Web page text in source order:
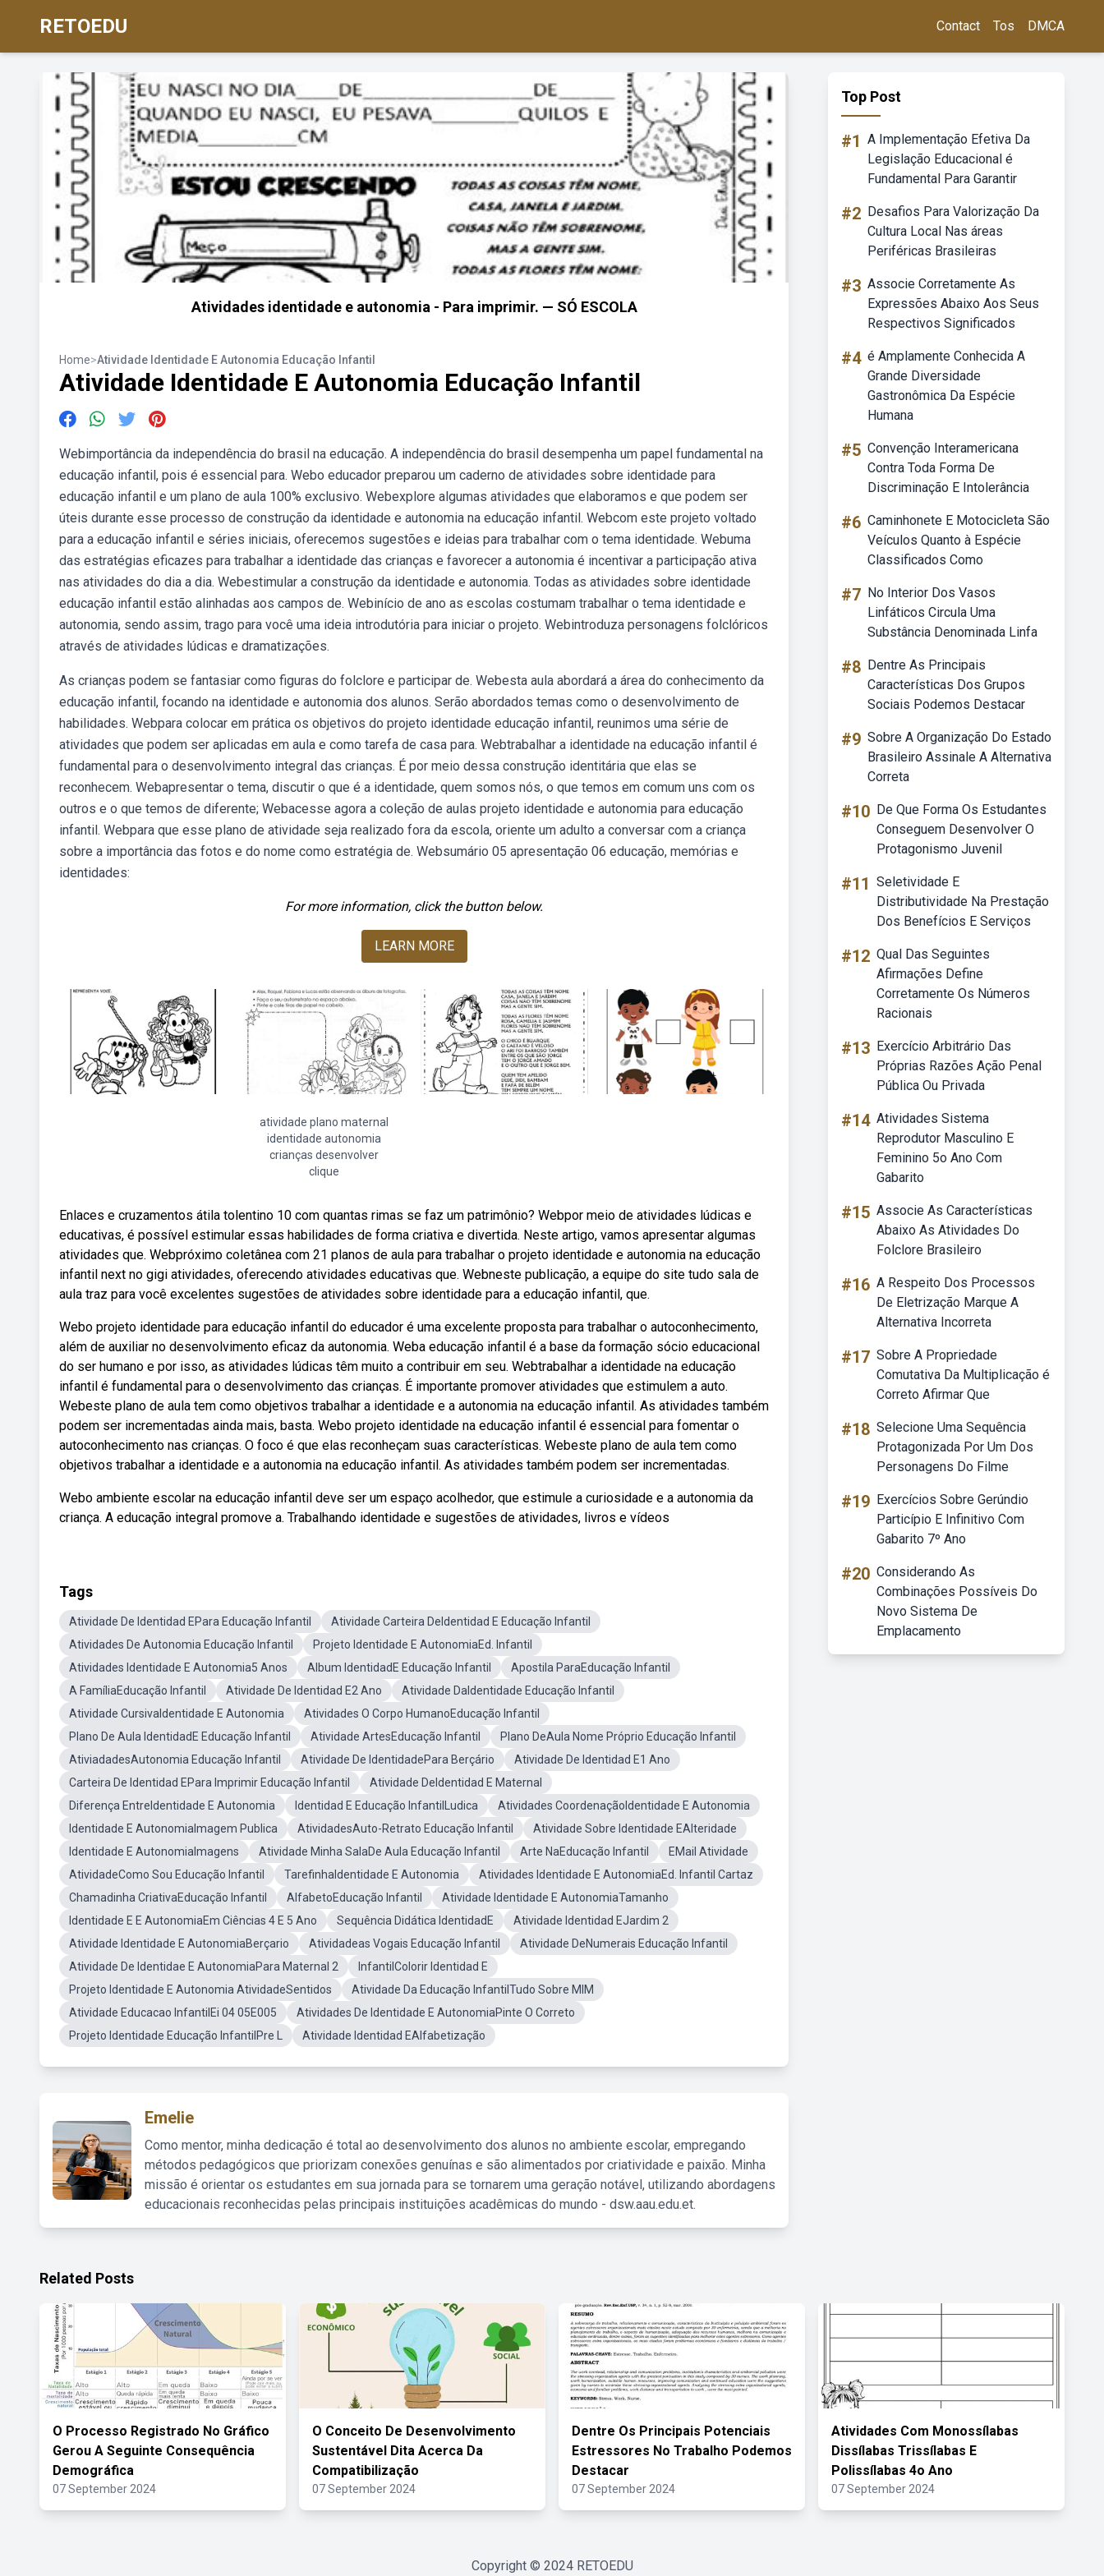
RETOEDU Contact Tos DMCA
Atividades identidade e autonomia - Para imprimir. — SÓ ESCOLA
Home>Atividade Identidade E Autonomia Educação Infantil
Atividade Identidade E Autonomia Educação Infantil
Webimportância da independência do brasil na educação. A independência do brasil desempenha um papel fundamental na
educação infantil, pois é essencial para. Webo educador preparou um caderno de atividades sobre identidade para
educação infantil e um plano de aula 100% exclusivo. Webexplore algumas atividades que elaboramos e que podem ser
úteis durante esse processo de construção da identidade e autonomia na educação infantil. Webcom este projeto voltado
para a educação infantil e séries iniciais, oferecemos sugestões e ideias para trabalhar com o tema identidade. Webuma
das estratégias eficazes para trabalhar a identidade das crianças e favorecer a autonomia é incentivar a participação ativa
nas atividades do dia a dia. Webestimular a construção da identidade e autonomia. Todas as atividades sobre identidade
educação infantil estão alinhadas aos campos de. Webinício de ano as escolas costumam trabalhar o tema identidade e
autonomia, sendo assim, trago para você uma ideia introdutória para iniciar o projeto. Webintroduza personagens folclóricos
através de atividades lúdicas e dramatizações.
As crianças podem se fantasiar como figuras do folclore e participar de. Webesta aula abordará a área do conhecimento da
educação infantil, focando na identidade e autonomia dos alunos. Serão abordados temas como o desenvolvimento de
habilidades. Webpara colocar em prática os objetivos do projeto identidade educação infantil, reunimos uma série de
atividades que podem ser aplicadas em aula e como tarefa de casa para. Webtrabalhar a identidade na educação infantil é
fundamental para o desenvolvimento integral das crianças. É por meio dessa construção identitária que elas se
reconhecem. Webapresentar o tema, discutir o que é a identidade, quem somos nós, o que temos em comum uns com os
outros e o que temos de diferente; Webacesse agora a coleção de aulas projeto identidade e autonomia para educação
infantil. Webpara que esse plano de atividade seja realizado fora da escola, oriente um adulto a conversar com a criança
sobre a importância das fotos e do nome como estratégia de. Websumário 05 apresentação 06 educação, memórias e
identidades:
For more information, click the button below.
LEARN MORE
atividade plano maternal
identidade autonomia
crianças desenvolver
clique
Enlaces e cruzamentos átila tolentino 10 com quantas rimas se faz um patrimônio? Webpor meio de atividades lúdicas e
educativas, é possível estimular essas habilidades de forma criativa e divertida. Neste artigo, vamos apresentar algumas
atividades que. Webpróximo coletânea com 21 planos de aula para trabalhar o projeto identidade e autonomia na educação
infantil next no gigi atividades, oferecendo atividades educativas que. Webneste publicação, a equipe do site tudo sala de
aula traz para você excelentes sugestões de atividades sobre identidade para a educação infantil, que.
Webo projeto identidade para educação infantil do educador é uma excelente proposta para trabalhar o autoconhecimento,
além de auxiliar no desenvolvimento eficaz da autonomia. Weba educação infantil é a base da formação sócio educacional
do ser humano e por isso, as atividades lúdicas têm muito a contribuir em seu. Webtrabalhar a identidade na educação
infantil é fundamental para o desenvolvimento das crianças. É importante promover atividades que estimulem a auto.
Webeste plano de aula tem como objetivos trabalhar a identidade e a autonomia na educação infantil. As atividades também
podem ser incrementadas ainda mais, basta. Webo projeto identidade na educação infantil é essencial para fomentar o
autoconhecimento nas crianças. O foco é que elas reconheçam suas características. Webeste plano de aula tem como
objetivos trabalhar a identidade e a autonomia na educação infantil. As atividades também podem ser incrementadas.
Webo ambiente escolar na educação infantil deve ser um espaço acolhedor, que estimule a curiosidade e a autonomia da
criança. A educação integral promove a. Trabalhando identidade e sugestões de atividades, livros e vídeos
Tags
Atividade De Identidad EPara Educação Infantil
Atividade Carteira DeIdentidad E Educação Infantil
Atividades De Autonomia Educação Infantil
Projeto Identidade E AutonomiaEd. Infantil
Atividades Identidade E Autonomia5 Anos
Album IdentidadE Educação Infantil
Apostila ParaEducação Infantil
A FamíliaEducação Infantil
Atividade De Identidad E2 Ano
Atividade DaIdentidade Educação Infantil
Atividade CursivaIdentidade E Autonomia
Atividades O Corpo HumanoEducação Infantil
Plano De Aula IdentidadE Educação Infantil
Atividade ArtesEducação Infantil
Plano DeAula Nome Próprio Educação Infantil
AtiviadadesAutonomia Educação Infantil
Atividade De IdentidadePara Berçário
Atividade De Identidad E1 Ano
Carteira De Identidad EPara Imprimir Educação Infantil
Atividade DeIdentidad E Maternal
Diferença EntreIdentidade E Autonomia
Identidad E Educação InfantilLudica
Atividades CoordenaçãoIdentidade E Autonomia
Identidade E AutonomiaImagem Publica
AtividadesAuto-Retrato Educação Infantil
Atividade Sobre Identidade EAlteridade
Identidade E AutonomiaImagens
Atividade Minha SalaDe Aula Educação Infantil Arte NaEducação Infantil
EMail Atividade
AtividadeComo Sou Educação Infantil
TarefinhaIdentidade E Autonomia
Atividades Identidade E AutonomiaEd. Infantil Cartaz
Chamadinha CriativaEducação Infantil
AlfabetoEducação Infantil
Atividade Identidade E AutonomiaTamanho
Identidade E E AutonomiaEm Ciências 4 E 5 Ano
Sequência Didática IdentidadE
Atividade Identidad EJardim 2
Atividade Identidade E AutonomiaBerçario
Atividadeas Vogais Educação Infantil
Atividade DeNumerais Educação Infantil
Atividade De Identidae E AutonomiaPara Maternal 2
InfantilColorir Identidad E
Projeto Identidade E Autonomia AtividadeSentidos
Atividade Da Educação InfantilTudo Sobre MIM
Atividade Educacao InfantilEi 04 05E005
Atividades De Identidade E AutonomiaPinte O Correto
Projeto Identidade Educação InfantilPre L
Atividade Identidad EAlfabetização
Emelie
Como mentor, minha dedicação é total ao desenvolvimento dos alunos no ambiente escolar, empregando
métodos pedagógicos que priorizam conexões genuínas e são alimentados por criatividade e paixão. Minha
missão é orientar os estudantes em sua jornada para se tornarem uma geração notável, utilizando abordagens
educacionais reconhecidas pelas principais instituições acadêmicas do mundo - dsw.aau.edu.et.
Top Post
#1 A Implementação Efetiva Da
Legislação Educacional é
Fundamental Para Garantir
#2 Desafios Para Valorização Da
Cultura Local Nas áreas
Periféricas Brasileiras
#3 Associe Corretamente As
Expressões Abaixo Aos Seus
Respectivos Significados
#4 é Amplamente Conhecida A
Grande Diversidade
Gastronômica Da Espécie
Humana
#5 Convenção Interamericana
Contra Toda Forma De
Discriminação E Intolerância
#6 Caminhonete E Motocicleta São
Veículos Quanto à Espécie
Classificados Como
#7 No Interior Dos Vasos
Linfáticos Circula Uma
Substância Denominada Linfa
#8 Dentre As Principais
Características Dos Grupos
Sociais Podemos Destacar
#9 Sobre A Organização Do Estado
Brasileiro Assinale A Alternativa
Correta
#10 De Que Forma Os Estudantes
Conseguem Desenvolver O
Protagonismo Juvenil
#11 Seletividade E
Distributividade Na Prestação
Dos Benefícios E Serviços
#12 Qual Das Seguintes
Afirmações Define
Corretamente Os Números
Racionais
#13 Exercício Arbitrário Das
Próprias Razões Ação Penal
Pública Ou Privada
#14 Atividades Sistema
Reprodutor Masculino E
Feminino 5o Ano Com
Gabarito
#15 Associe As Características
Abaixo As Atividades Do
Folclore Brasileiro
#16 A Respeito Dos Processos
De Eletrização Marque A
Alternativa Incorreta
#17 Sobre A Propriedade
Comutativa Da Multiplicação é
Correto Afirmar Que
#18 Selecione Uma Sequência
Protagonizada Por Um Dos
Personagens Do Filme
#19 Exercícios Sobre Gerúndio
Particípio E Infinitivo Com
Gabarito 7º Ano
#20 Considerando As
Combinações Possíveis Do
Novo Sistema De
Emplacamento
Related Posts
O Processo Registrado No Gráfico
Gerou A Seguinte Consequência
Demográfica
07 September 2024
O Conceito De Desenvolvimento
Sustentável Dita Acerca Da
Compatibilização
07 September 2024
Dentre Os Principais Potenciais
Estressores No Trabalho Podemos
Destacar
07 September 2024
Atividades Com Monossílabas
Dissílabas Trissílabas E
Polissílabas 4o Ano
07 September 2024
Copyright © 2024 RETOEDU